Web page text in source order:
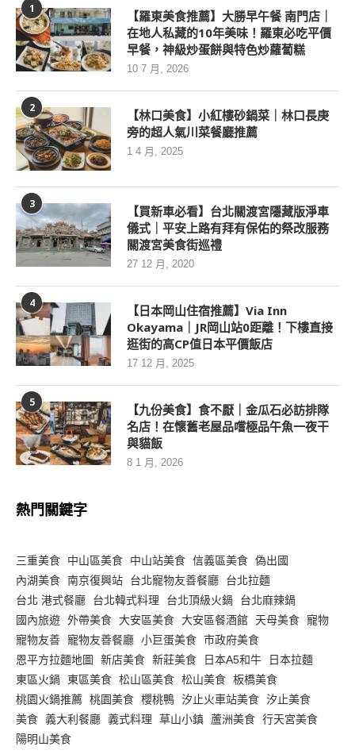
1
【羅東美食推薦】大勝早午餐 南門店｜
在地人私藏的10年美味！羅東必吃平價
早餐，神級炒蛋餅與特色炒蘿蔔糕
10 7 月, 2026
2
【林口美食】小紅樓砂鍋菜｜林口長庚
旁的超人氣川菜餐廳推薦
1 4 月, 2025
3
【買新車必看】台北關渡宮隱藏版淨車
儀式｜平安上路有拜有保佑的祭改服務
關渡宮美食街巡禮
27 12 月, 2020
4
【日本岡山住宿推薦】Via Inn
Okayama｜JR岡山站0距離！下樓直接
逛街的高CP值日本平價飯店
17 12 月, 2025
5
【九份美食】食不厭｜金瓜石必訪排隊
名店！在懷舊老屋品嚐極品午魚一夜干
與貓飯
8 1 月, 2026
熱門關鍵字
三重美食 中山區美食 中山站美食 信義區美食 偽出國
內湖美食 南京復興站 台北寵物友善餐廳
台北拉麵
台北 港式餐廳
台北韓式料理 台北頂級火鍋
台北麻辣鍋
國內旅遊 外帶美食 大安區美食 大安區餐酒館 天母美食 寵物
寵物友善 寵物友善餐廳 小巨蛋美食 市政府美食
恩平方拉麵地圖
新店美食 新莊美食 日本A5和牛
日本拉麵
東區火鍋
東區美食 松山區美食 松山美食 板橋美食
桃園火鍋推薦 桃園美食 櫻桃鴨 汐止火車站美食 汐止美食
美食 義大利餐廳 義式料理 草山小鎮 蘆洲美食 行天宮美食
陽明山美食